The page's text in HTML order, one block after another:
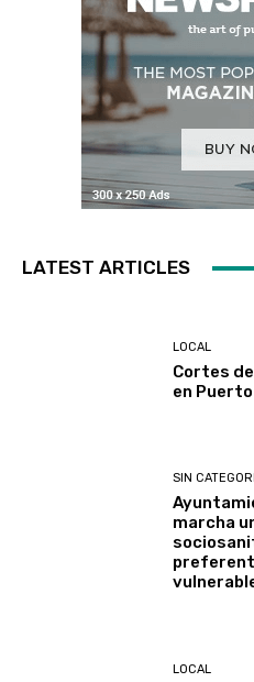
LATEST ARTICLES
LOCAL
Cortes
en Puerto
SIN
marcha
LOCAL